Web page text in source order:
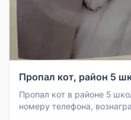
Пропал кот, район 5
Пропал кот в районе 5
номеру телефона,